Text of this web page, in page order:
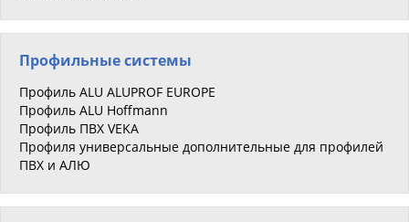
Профильные системы
Профиль ALU ALUPROF EUROPE
Профиль ALU Hoffmann
Профиль ПВХ VEKA
Профиля универсальные дополнительные для профилей
ПВХ и АЛЮ